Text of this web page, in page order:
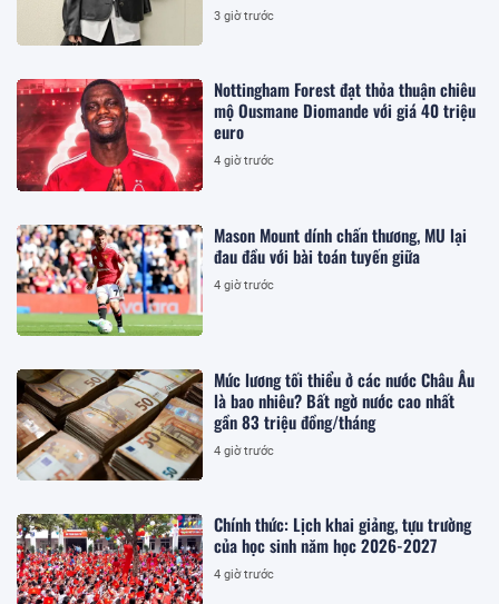
3 giờ trước
Nottingham Forest đạt thỏa thuận chiêu
mộ Ousmane Diomande với giá 40 triệu
euro
4 giờ trước
Mason Mount dính chấn thương, MU lại
đau đầu với bài toán tuyến giữa
4 giờ trước
Mức lương tối thiểu ở các nước Châu Âu
là bao nhiêu? Bất ngờ nước cao nhất
gần 83 triệu đồng/tháng
4 giờ trước
Chính thức: Lịch khai giảng, tựu trường
của học sinh năm học 2026-2027
4 giờ trước